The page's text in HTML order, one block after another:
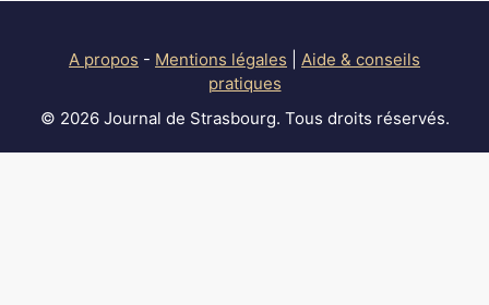
A propos - Mentions légales
Aide & conseils
pratiques
© 2026 Journal de Strasbourg. Tous droits réservés.